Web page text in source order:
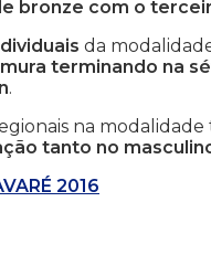
bronze com o
da
terminando na
.
na
tanto no
2016